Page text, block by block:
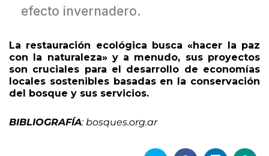
efecto invernadero.
La restauración ecológica busca «hacer la paz
con la naturaleza» y a menudo, sus proyectos
son cruciales para el desarrollo de economías
locales sostenibles basadas en la conservación
del bosque y sus servicios.
BIBLIOGRAFÍA: bosques.org.ar